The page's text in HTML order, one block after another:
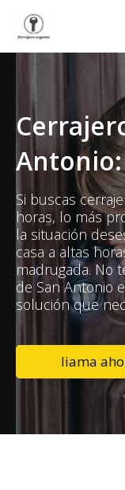
Si buscas
horas, lo más
la situación
casa a altas
madrugada. No
de San Antonio
solución que
liama